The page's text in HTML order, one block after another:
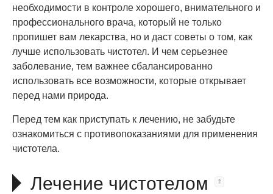
необходимости в контроле хорошего, внимательного и
профессионального врача, который не только
пропишет вам лекарства, но и даст советы о том, как
лучше использовать чистотел. И чем серьезнее
заболевание, тем важнее сбалансированно
использовать все возможности, которые открывает
перед нами природа.
Перед тем как приступать к лечению, не забудьте
ознакомиться с противопоказаниями для применения
чистотела.
Лечение чистотелом